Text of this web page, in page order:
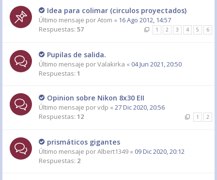
Idea para colimar (circulos proyectados)
Último mensaje porAtom « 16 Ago 2012, 14:57
Respuestas: 57 1 2 3 4 5 6
Pupilas de salida.
Último mensaje porValakirka « 04 Jun 2021, 20:50
Respuestas: 1
Opinion sobre Nikon 8x30 EII
Último mensaje porvdp « 27 Dic 2020, 20:56
Respuestas: 12 1 2
prismáticos gigantes
Último mensaje porAlbert1349 « 09 Dic 2020, 20:12
Respuestas: 2